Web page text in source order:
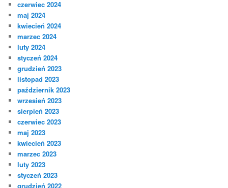
czerwiec 2024
maj 2024
kwiecień 2024
marzec 2024
luty 2024
styczeń 2024
grudzień 2023
listopad 2023
październik 2023
wrzesień 2023
sierpień 2023
czerwiec 2023
maj 2023
kwiecień 2023
marzec 2023
luty 2023
styczeń 2023
grudzień 2022